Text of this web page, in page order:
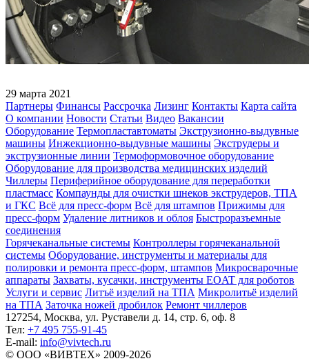
29 марта 2021
Партнеры Финансы Рассрочка Лизинг Контакты Карта сайта
О компании Новости Статьи Видео Вакансии
Оборудование Термопластавтоматы Экструзионно-выдувные
машины Инжекционно-выдувные машины Экструдеры и
экструзионные линии Термоформовочное оборудование
Оборудование для производства медицинских изделий
Чиллеры Периферийное оборудование для переработки
пластмасс Компаунды для очистки шнеков экструдеров, ТПА
и ГКС Всё для пресс-форм Всё для штампов Прижимы для
пресс-форм Удаление литников и облоя Быстроразъемные
соединения
Горячеканальные системы Контроллеры горячеканальной
системы Оборудование, инструменты и материалы для
полировки и ремонта пресс-форм, штампов Микросварочные
аппараты Захваты, кусачки, инструменты EOAT для роботов
Услуги и сервис Литъё изделий на ТПА Микролитьё изделий
на ТПА Заточка ножей дробилок Ремонт чиллеров
127254, Москва, ул. Руставели д. 14, стр. 6, оф. 8
Тел: +7 495 755-91-45
Е-mail: info@vivtech.ru
© ООО «ВИВТЕХ» 2009-2026